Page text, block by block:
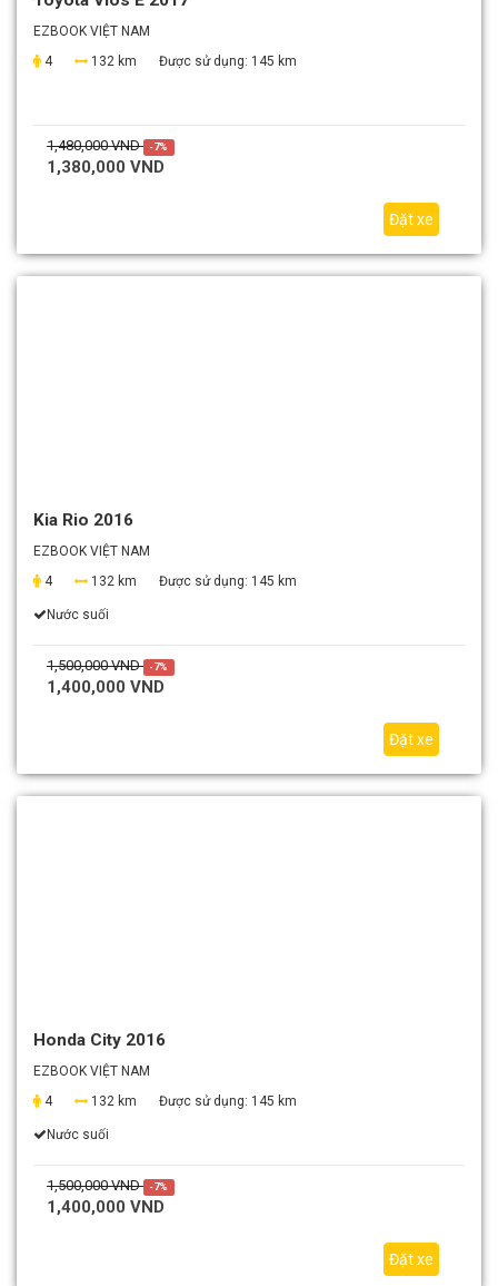
EZBOOK VIỆT NAM
4
132 km Được sử dụng: 145 km
1,480,000 VND -7%
1,380,000 VND
Đặt xe
Kia Rio 2016
EZBOOK VIỆT NAM
4
132 km Được sử dụng: 145 km
Nước suối
1,500,000 VND -7%
1,400,000 VND
Đặt xe
Honda City 2016
EZBOOK VIỆT NAM
4
132 km Được sử dụng: 145 km
Nước suối
1,500,000 VND -7%
1,400,000 VND
Đặt xe